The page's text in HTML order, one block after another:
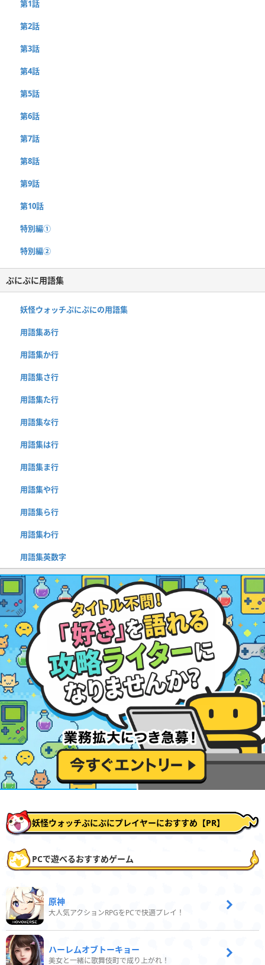
第1話
第2話
第3話
第4話
第5話
第6話
第7話
第8話
第9話
第10話
特別編①
特別編②
ぷにぷに用語集
妖怪ウォッチぷにぷにの用語集
用語集あ行
用語集か行
用語集さ行
用語集た行
用語集な行
用語集は行
用語集ま行
用語集や行
用語集ら行
用語集わ行
用語集英数字
妖怪ウォッチぷにぷにプレイヤーにおすすめ【PR】
PCで遊べるおすすめゲーム
原神
大人気アクションRPGをPCで快適プレイ！
ハーレムオブトーキョー
美女と一緒に歌舞伎町で成り上がれ！